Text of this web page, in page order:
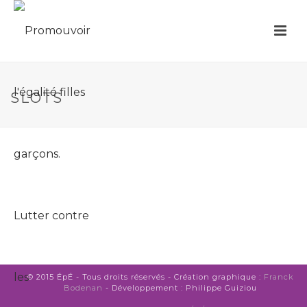
SLOTS
© 2015 ÉpÉ - Tous droits réservés - Création graphique : Franck
Bodenan - Développement : Philippe Guiziou